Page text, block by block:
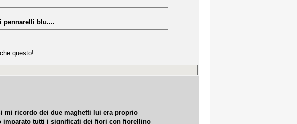
pennarelli blu....
questo!
mi ricordo dei due maghetti lui era proprio
imparato tutti i significati dei fiori con fiorellino